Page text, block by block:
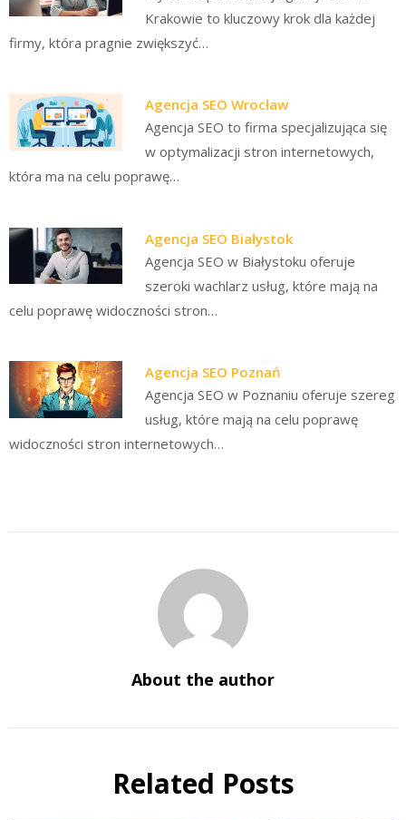
Krakowie to kluczowy krok dla każdej
firmy, która pragnie zwiększyć…
Agencja SEO Wrocław
Agencja SEO to firma specjalizująca się
w optymalizacji stron internetowych,
która ma na celu poprawę…
Agencja SEO Białystok
Agencja SEO w Białystoku oferuje
szeroki wachlarz usług, które mają na
celu poprawę widoczności stron…
Agencja SEO Poznań
Agencja SEO w Poznaniu oferuje szereg
usług, które mają na celu poprawę
widoczności stron internetowych…
About the author
Related Posts